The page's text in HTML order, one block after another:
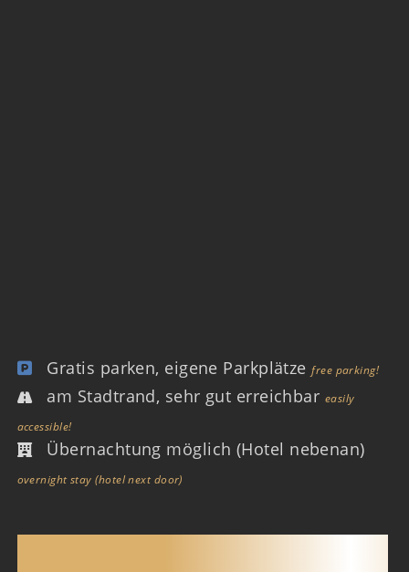
Gratis parken, eigene Parkplätzefree parking!
am Stadtrand, sehr gut erreichbar easily
accessible!
Übernachtung möglich (Hotel nebenan)
overnight stay (hotel next door)